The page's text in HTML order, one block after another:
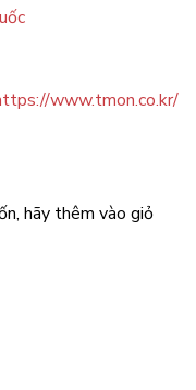
www.tmon.co.kr/
hãy thêm vào giỏ